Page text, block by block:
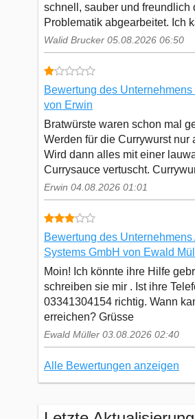
schnell, sauber und freundlich
Problematik abgearbeitet. Ich
Walid Brucker 05.08.2026 06:50
Bewertung des Unternehmens
von Erwin
Bratwürste waren schon mal
Werden für die Currywurst nur
Wird dann alles mit einer
Currysauce vertuscht.
Erwin 04.08.2026 01:01
Bewertung des Unternehmens
Systems GmbH von Ewald
Moin! Ich könnte ihre Hilfe
schreiben sie mir . Ist ihre
03341304154 richtig. Wann
erreichen? Grüsse
Ewald Müller 03.08.2026 02:40
Alle Bewertungen anzeigen